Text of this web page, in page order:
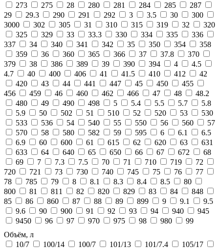
273
275 28 280 281 284 285
287
29
29.3 290 291 292 3 3.5 30
300
3000
302 305 31 310 315 319 32
320
325
329 33 33.3 330 334 335
336
337
34 340 341 342 35 350 354
358
359
36 360 365 366 37 37.8
370
379
38 386 389 39 390 394 4
4.5
4.7
40 400 406 41 41.5 410 412
42
420
43 44 441 447 45 450
455
456
459 46 460 462 466 47 48
48.2
480
49 490 498 5 5.4 5.5 5.7
5.8
5.9
50 502 51 510 52 520 53
530
533
536 54 540 55 550 56 560
57
570
58 580 582 59 595 6 6.1
6.5
6.9
60 600 61 615 62 620 63
631
633
64 640 65 650 66 67 672
68
69
7 7.3 7.5 70 71 710 719
72
720
721 73 730 740 745 75 76
77
78
785 79 8 8.1 8.3 8.4 8.5
80
800
81 811 82 820 829 83 84
848
85
86 860 87 88 89 899 9 9.1
9.5
9.6
90 900 91 92 93 94 940
945
9450
96 97 970 975 98 980
99
Объём, л
10/7
100/14 100/7 101/13 101/7.4
105/17